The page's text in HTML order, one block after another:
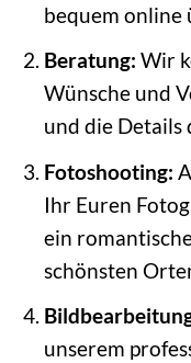
bequem online
Beratung: Wir
Wünsche und
und die Details
Fotoshooting:
Ihr Euren
ein
schönsten
unserem